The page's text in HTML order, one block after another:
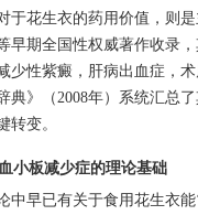
于花生衣的药用价值，则
早期全国性权威著作收录
少性紫癜，肝病出血症，
典》（2008年）系统汇总
转变。
小板减少症的理论基础
中早已有关于食用花生衣